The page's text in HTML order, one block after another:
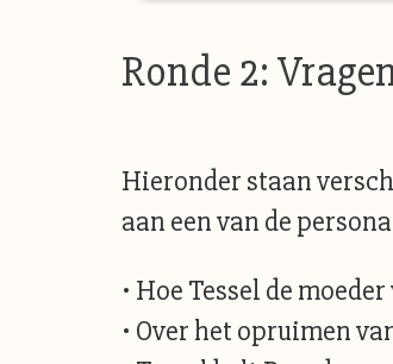
Ronde 2:
Hieronder staan
aan een van de
• Hoe Tessel de
• Over het opruimen